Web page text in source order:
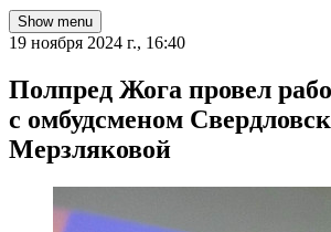
Show menu
19 ноября 2024 г., 16:40
Полпред Жога провел
с омбудсменом
Мерзляковой